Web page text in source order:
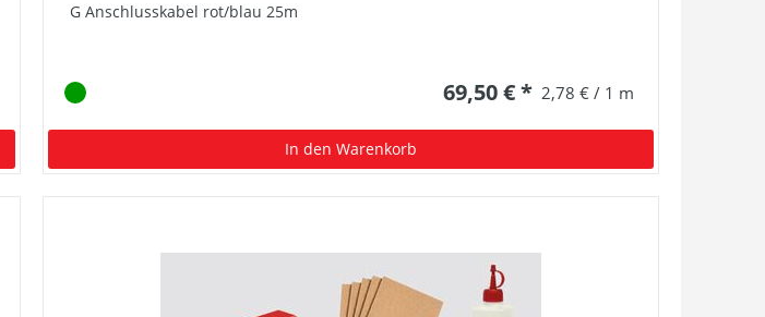
G Anschlusskabel rot/blau 25m
69,50 € * 2,78 € / 1 m
In den Warenkorb